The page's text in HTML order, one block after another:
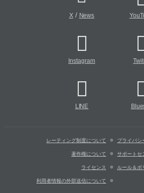
X/ News
Instagram
LINE
レーティング制度について プライバシ
著作権について サポートセ
ライセンス ルール＆ポ
利用者情報の外部送信について